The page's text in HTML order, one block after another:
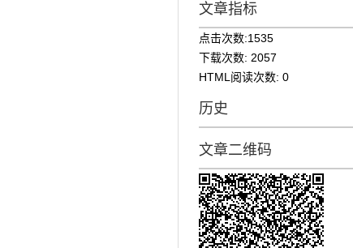
文章指标
点击次数:1535
下载次数: 2057
HTML阅读次数: 0
历史
文章二维码